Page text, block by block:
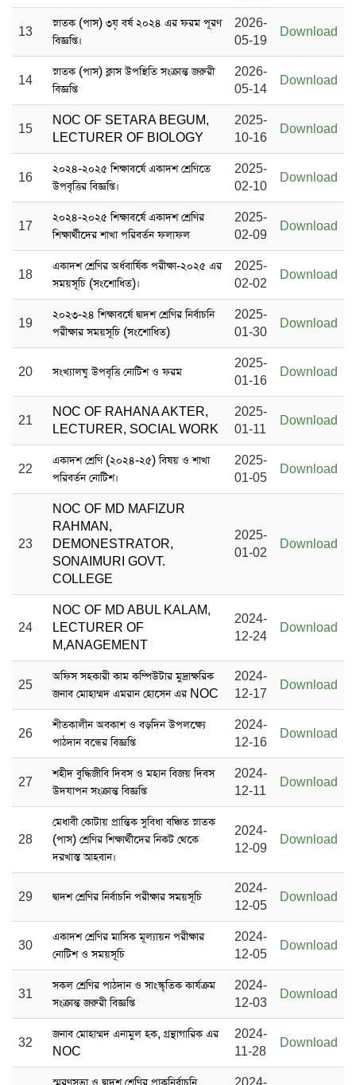
13
স্নাতক (পাস) ৩য় বর্ষ ২০২৪ এর ফরম পূরণ
বিজ্ঞপ্তি।
2026-
05-19
Download
14
স্নাতক (পাস) ক্লাস উপস্থিতি সংক্রান্ত জরুরী
বিজ্ঞপ্তি
2026-
05-14
Download
15
NOC OF SETARA BEGUM,
LECTURER OF BIOLOGY
2025-
10-16
Download
16
২০২৪-২০২৫ শিক্ষাবর্ষে একাদশ শ্রেণিতে
উপবৃত্তির বিজ্ঞপ্তি।
2025-
02-10
Download
17
২০২৪-২০২৫ শিক্ষাবর্ষে একাদশ শ্রেণির
শিক্ষার্থীদের শাখা পরিবর্তন ফলাফল
2025-
02-09
Download
18
একাদশ শ্রেণির অর্ধবার্ষিক পরীক্ষা-২০২৫ এর
সময়সূচি (সংশোধিত)।
2025-
02-02
Download
19
২০২৩-২৪ শিক্ষাবর্ষে দ্বাদশ শ্রেণির নির্বাচনি
পরীক্ষার সময়সূচি (সংশোধিত)
2025-
01-30
Download
20 সংখ্যালঘু উপবৃত্তি নোটিশ ও ফরম
2025-
01-16
Download
21
NOC OF RAHANA AKTER,
LECTURER, SOCIAL WORK
2025-
01-11
Download
22
একাদশ শ্রেণি (২০২৪-২৫) বিষয় ও শাখা
পরিবর্তন নোটিশ।
2025-
01-05
Download
23
NOC OF MD MAFIZUR
RAHMAN,
DEMONESTRATOR,
SONAIMURI GOVT.
COLLEGE
2025-
01-02
Download
24
NOC OF MD ABUL KALAM,
LECTURER OF
M,ANAGEMENT
2024-
12-24
Download
25
অফিস সহকারী কাম কম্পিউটার মুদ্রাক্ষরিক
জনাব মোহাম্মদ এমরান হোসেন এর NOC
2024-
12-17
Download
26
শীতকালীন অবকাশ ও বড়দিন উপলক্ষ্যে
পাঠদান বন্ধের বিজ্ঞপ্তি
2024-
12-16
Download
27
শহীদ বুদ্ধিজীবি দিবস ও মহান বিজয় দিবস
উদযাপন সংক্রান্ত বিজ্ঞপ্তি
2024-
12-11
Download
28
মেধাবী কোটায় প্রান্তিক সুবিধা বঞ্চিত স্নাতক
(পাস) শ্রেণির শিক্ষার্থীদের নিকট থেকে
দরখাস্ত আহবান।
2024-
12-09
Download
29 দ্বাদশ শ্রেণির নির্বাচনি পরীক্ষার সময়সূচি
2024-
12-05
Download
30
একাদশ শ্রেণির মাসিক মূল্যায়ন পরীক্ষার
নোটিশ ও সময়সূচি
2024-
12-05
Download
31
সকল শ্রেণির পাঠদান ও সাংস্কৃতিক কার্যক্রম
সংক্রান্ত জরুরী বিজ্ঞপ্তি
2024-
12-03
Download
32
জনাব মোহাম্মদ এনামুল হক, গ্রন্থাগারিক এর
NOC
2024-
11-28
Download